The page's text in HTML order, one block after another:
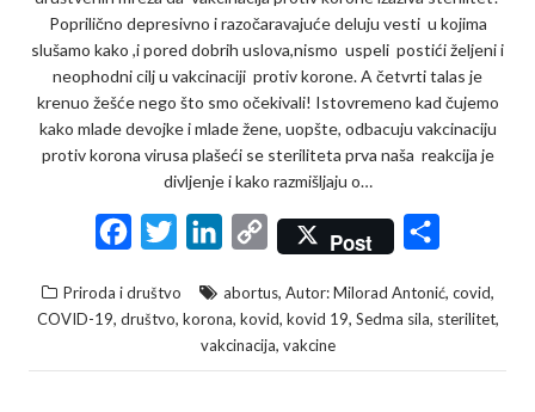
Poprilično depresivno i razočaravajuće deluju vesti u kojima
slušamo kako ,i pored dobrih uslova,nismo uspeli postići željeni i
neophodni cilj u vakcinaciji protiv korone. A četvrti talas je
krenuo žešće nego što smo očekivali! Istovremeno kad čujemo
kako mlade devojke i mlade žene, uopšte, odbacuju vakcinaciju
protiv korona virusa plašeći se steriliteta prva naša reakcija je
divljenje i kako razmišljaju o…
c
b
i
t
n
k
e
C
p
y
L
Post
a
e
Priroda i društvo abortus, Autor: Milorad Antonić, covid,
COVID-19, društvo, korona, kovid, kovid 19, Sedma sila, sterilitet,
vakcinacija, vakcine